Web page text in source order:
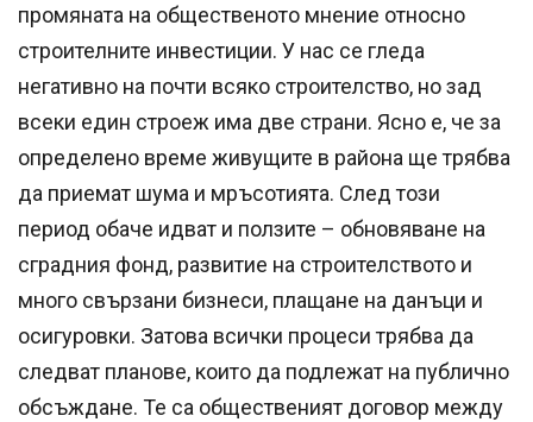
промяната на общественото мнение относно
строителните инвестиции. У нас се гледа
негативно на почти всяко строителство, но зад
всеки един строеж има две страни. Ясно е, че за
определено време живущите в района ще трябва
да приемат шума и мръсотията. След този
период обаче идват и ползите – обновяване на
сградния фонд, развитие на строителството и
много свързани бизнеси, плащане на данъци и
осигуровки. Затова всички процеси трябва да
следват планове, които да подлежат на публично
обсъждане. Те са общественият договор между